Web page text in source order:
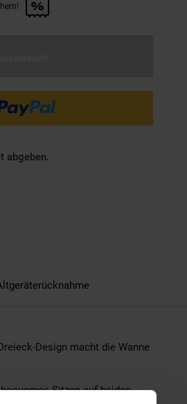
Artikel sichern!" anwenden
abgeben.
Design macht die Wanne
Sitzen auf beiden